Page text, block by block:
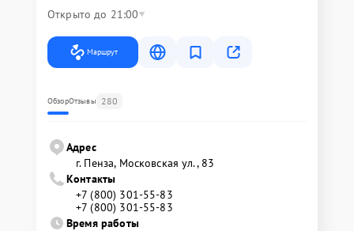
Открыто до 21:00
Маршрут
ОбзорОтзывы 280
Адрес
г. Пенза, Московская ул., 83
Контакты
+7 (800) 301-55-83
+7 (800) 301-55-83
Время работы